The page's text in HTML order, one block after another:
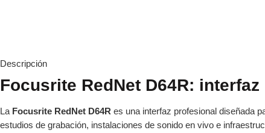
Descripción
Focusrite RedNet D64R:
La Focusrite RedNet D64R es una interfaz profesional diseñada
estudios de grabación, instalaciones de sonido en vivo e